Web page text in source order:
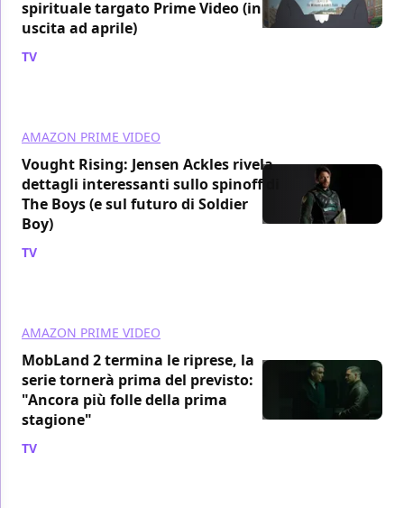
spirituale targato Prime Video (in
uscita ad aprile)
TV
AMAZON PRIME VIDEO
Vought Rising: Jensen Ackles rivela
dettagli interessanti sullo spinoff di
The Boys (e sul futuro di Soldier
Boy)
TV
AMAZON PRIME VIDEO
MobLand 2 termina le riprese, la
serie tornerà prima del previsto:
"Ancora più folle della prima
stagione"
TV